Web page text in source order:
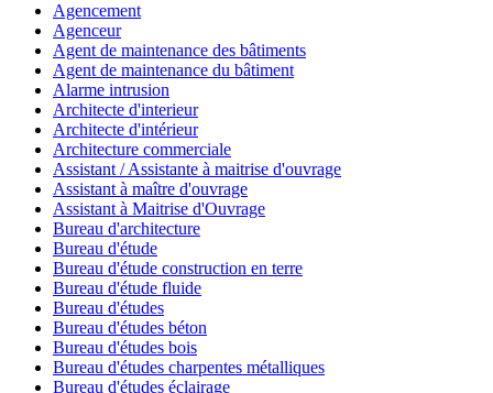
Agencement
Agenceur
Agent de maintenance des bâtiments
Agent de maintenance du bâtiment
Alarme intrusion
Architecte d'interieur
Architecte d'intérieur
Architecture commerciale
Assistant / Assistante à maitrise d'ouvrage
Assistant à maître d'ouvrage
Assistant à Maitrise d'Ouvrage
Bureau d'architecture
Bureau d'étude
Bureau d'étude construction en terre
Bureau d'étude fluide
Bureau d'études
Bureau d'études béton
Bureau d'études bois
Bureau d'études charpentes métalliques
Bureau d'études éclairage